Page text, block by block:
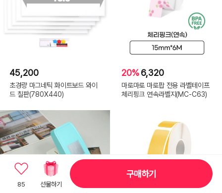
45,200
초경량 마그네틱 화이트보드 와이
드 칠판(780X440)
20%6,320
마로마로 마로팝 전용 라벨테이프
체리핑크 연속라벨지(MC-C63)
85 선물하기
구매하기